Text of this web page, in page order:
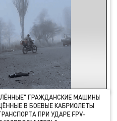
ГРАЖДАНСКИЕ МАШИНЫ
В БОЕВЫЕ КАБРИОЛЕТЫ
ПРИ УДАРЕ FPV-